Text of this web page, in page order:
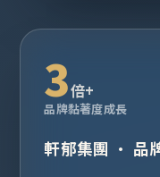
3倍+
品牌黏著度成長
軒郁集團 · 品